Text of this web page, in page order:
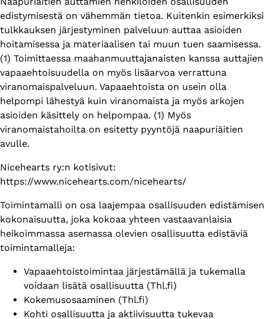
edistymisestä on vähemmän tietoa. Kuitenkin esimerkiksi
tulkkauksen järjestyminen palveluun auttaa asioiden
hoitamisessa ja materiaalisen tai muun tuen saamisessa.
(1) Toimittaessa maahanmuuttajanaisten kanssa auttajien
vapaaehtoisuudella on myös lisäarvoa verrattuna
viranomaispalveluun. Vapaaehtoista on usein olla
helpompi lähestyä kuin viranomaista ja myös arkojen
asioiden käsittely on helpompaa. (1) Myös
viranomaistahoilta on esitetty pyyntöjä naapuriäitien
avulle.
Nicehearts ry:n kotisivut:
https://www.nicehearts.com/nicehearts/
Toimintamalli on osa laajempaa osallisuuden edistämisen
kokonaisuutta, joka kokoaa yhteen vastaavanlaisia
heikoimmassa asemassa olevien osallisuutta edistäviä
toimintamalleja:
Vapaaehtoistoimintaa järjestämällä ja tukemalla
voidaan lisätä osallisuutta (Thl.fi)
Kokemusosaaminen (Thl.fi)
Kohti osallisuutta ja aktiivisuutta tukevaa